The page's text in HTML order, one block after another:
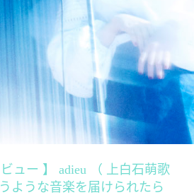
ビュー 】 adieu （ 上白石萌歌
ような音楽を届けられたら